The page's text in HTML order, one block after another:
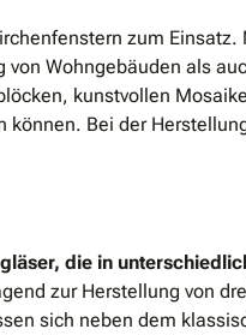
zum Einsatz.
Wohngebäuden als
kunstvollen
können. Bei der
die in
zur Herstellung von
sich neben dem